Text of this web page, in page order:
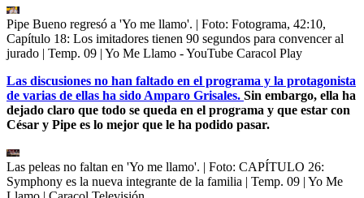
Pipe Bueno regresó a 'Yo me llamo'. | Foto: Fotograma, 42:10,
Capítulo 18: Los imitadores tienen 90 segundos para convencer al
jurado | Temp. 09 | Yo Me Llamo - YouTube Caracol Play
Las discusiones no han faltado en el programa y la protagonista
de varias de ellas ha sido Amparo Grisales. Sin embargo, ella ha
dejado claro que todo se queda en el programa y que estar con
César y Pipe es lo mejor que le ha podido pasar.
Las peleas no faltan en 'Yo me llamo'. | Foto: CAPÍTULO 26:
Symphony es la nueva integrante de la familia | Temp. 09 | Yo Me